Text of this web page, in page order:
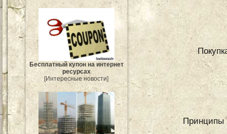
Бесплатный купон на интернет
ресурсах
[Интересные новости]
Принципы